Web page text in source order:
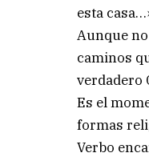
esta
Aunque
caminos
verdadero
Es el
formas
Verbo